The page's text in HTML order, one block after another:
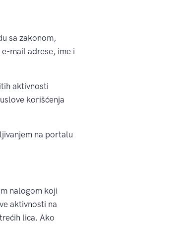
sa zakonom,
mail adrese, ime i
aktivnosti
korišćenja
na portalu
nalogom koji
aktivnosti na
lica. Ako